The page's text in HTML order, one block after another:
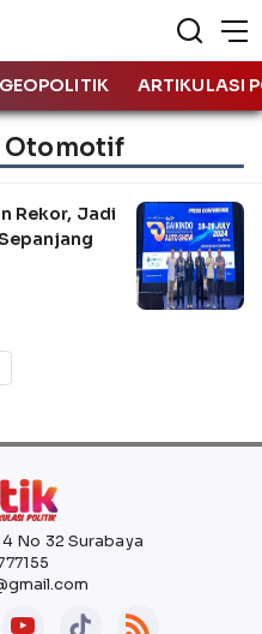
GEOPOLITIK ARTIKULASI
Otomotif
Rekor, Jadi
No 32 Surabaya